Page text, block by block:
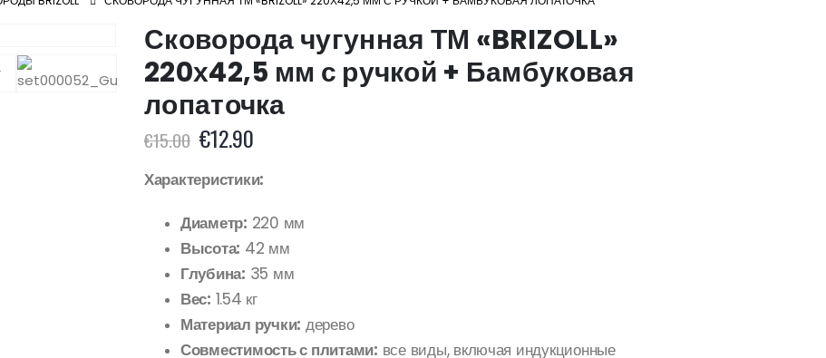
Сковорода чугунная ТМ «BRIZOLL»
220х42,5 мм с ручкой + Бамбуковая
лопаточка
€15.00 €12.90
Характеристики:
Диаметр: 220 мм
Высота: 42 мм
Глубина: 35 мм
Вес: 1.54 кг
Материал ручки: дерево
Совместимость с плитами: все виды, включая индукционные